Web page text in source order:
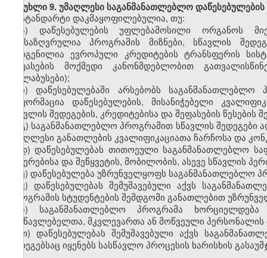
მუხლი9. უმაღლესი საგანმანათლებლო
სტანდარტი დაკმაყოფილებულია, თუ:
ა)
დაწესებულებისუფლებამოსილი ორგანოს
განსაზღვრულია პროგრამის მიზნები, სწავლის
შედგენილია ევროპული კრედიტების ტრანსფერის
შეფასების მოქმედი კანონმდებლობით
(სილაბუსები);
ბ)
დაწესებულებაში არსებობს
ინფორმაცია დაწესებულების, მისანიჭებელი
სწავლის შედეგების, კრედიტებისა და შეფასების წესების
გ) საგანმანათლებლო პროგრამით სწავლის
უმაღლესი განათლების კვალიფიკაციათა ჩარჩოსა და
დ) დაწესებულებას თითოეული საგანმანათლებლო
შეჩერებისა და შეწყვეტის, მობილობის, ასევე სწავლის
ე) დაწესებულება უზრუნველყოფს საგანმანათლებლო
ვ) დაწესებულებას შემუშავებული აქვს
პროგრამის სტუდენტების შემდგომი განათლებით
ზ)
საგანმანათლებლო პროგრამა
მასწავლებელთა, მკვლევართა ან მოწვეული პერსონალის
თ) დაწესებულებას შემუშავებული აქვს
შედეგებსაც იყენებს სასწავლო პროცესის ხარისხის